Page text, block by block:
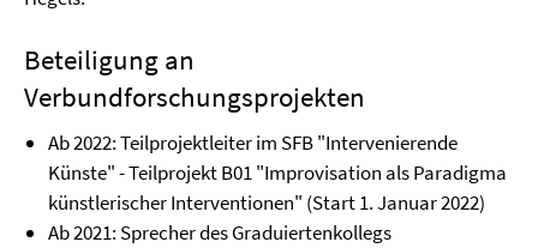
Beteiligung an
Verbundforschungsprojekten
Ab 2022: Teilprojektleiter im SFB "Intervenierende
Künste" - Teilprojekt B01 "Improvisation als Paradigma
künstlerischer Interventionen" (Start 1. Januar 2022)
Ab 2021: Sprecher des Graduiertenkollegs